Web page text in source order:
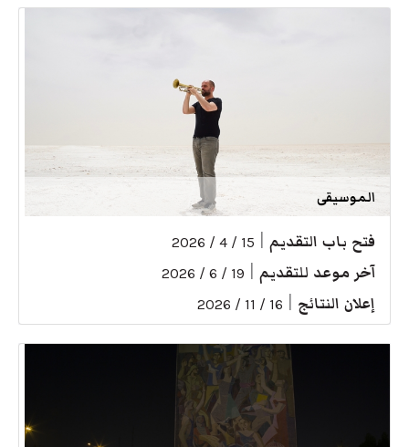
الموسيقى
فتح باب التقديم 15 / 4 / 2026
آخر موعد للتقديم 19 / 6 / 2026
إعلان النتائج 16 / 11 / 2026